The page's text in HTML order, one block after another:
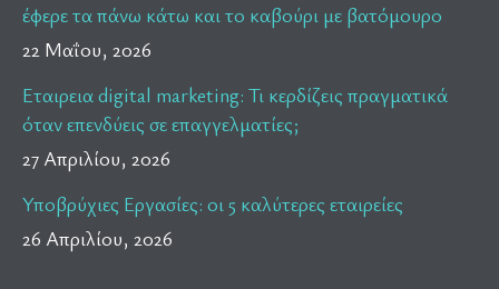
έφερε τα πάνω κάτω και το καβούρι με βατόμουρο
22 Μαΐου, 2026
Εταιρεια digital marketing: Τι κερδίζεις πραγματικά
όταν επενδύεις σε επαγγελματίες;
27 Απριλίου, 2026
Υποβρύχιες Εργασίες: οι 5 καλύτερες εταιρείες
26 Απριλίου, 2026